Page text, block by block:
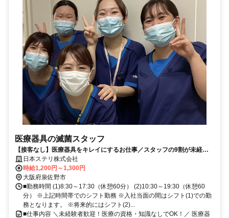
医療器具の滅菌スタッフ
【接客なし】医療器具をキレイにするお仕事／スタッフの9割が未経験
スタート◎勤務開始日の相談OK！
日本ステリ株式会社
時給1,200円～1,300円
大阪府泉佐野市
■勤務時間 (1)8:30～17:30（休憩60分） (2)10:30～19:30（休憩60
分） ※上記時間帯でのシフト勤務 ※入社当面の間はシフト(1)での勤
務となります。 ※将来的にはシフト(2)...
■仕事内容 ＼未経験者歓迎！医療の資格・知識なしでOK！／ 医療器